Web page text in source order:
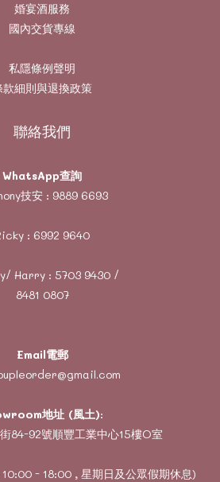
婚宴酒服務
國內交貨專線
私隱條例聲明
款細則與退換政策
聯絡我們
WhatsApp查詢
技安 : 9889 6693
: 6992 9640
Harry : 5703 9430/
8481 0807
Email電郵
地址 (風土):
84-92號順豐工業中心15樓O室
- 18:00 , 星期日及公眾假期休息)